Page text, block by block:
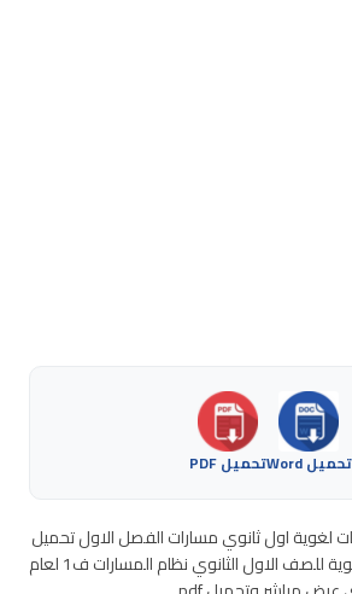
تحميل Word تحميل PDF
لغوية اول ثانوي مسارات الفصل الاول تحميل
اسئلة اختبار الكفايات اللغوية للصف الاول الثانوي نظام المسارات ف1 لعام